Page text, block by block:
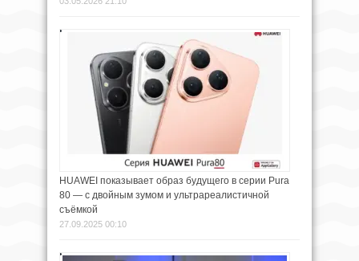
HUAWEI показывает образ будущего в серии Pura
80 — с двойным зумом и ультрареалистичной
съёмкой
27.09.2025 00:10